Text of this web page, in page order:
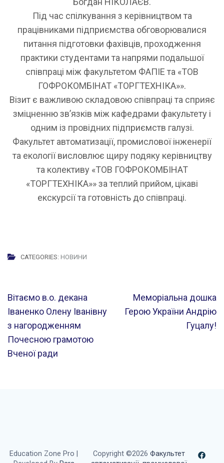
Під час спілкування з керівництвом та
працівниками підприємства обговорювалися
питання підготовки фахівців, проходження
практики студентами та напрями подальшої
співпраці між факультетом ФАПІЕ та «ТОВ
ГОФРОКОМБІНАТ «ТОРГТЕХНІКА»».
Візит є важливою складовою співпраці та сприяє
зміцненню зв’язків між кафедрами факультету і
одним із провідних підприємств галузі.
Факультет автоматизації, промислової інженерії
та екології висловлює щиру подяку керівництву
та колективу «ТОВ ГОФРОКОМБІНАТ
«ТОРГТЕХНІКА»» за теплий прийом, цікаві
екскурсії та готовність до співпраці.
CATEGORIES: НОВИНИ
Навігація
записів
Вітаємо в.о. декана
Іваненко Олену Іванівну
з нагородженням
Почесною грамотою
Вченої ради
Меморіальна дошка
Герою України Андрію
Гуцалу!
Copyright ©2026Факультет
Education Zone Pro |